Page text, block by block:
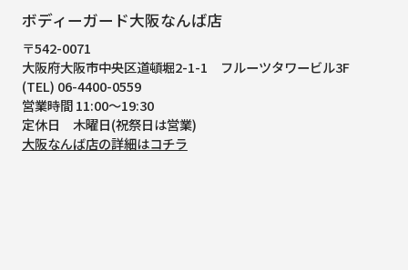
ボディーガード大阪なんば店
〒542-0071
大阪府大阪市中央区道頓堀2-1-1
フルーツタワービル3F
(TEL) 06-4400-0559
営業時間 11:00～19:30
定休日 木曜日(祝祭日は営業)
大阪なんば店の詳細はコチラ